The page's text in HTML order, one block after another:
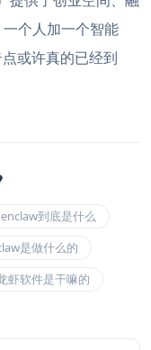
个人加一个智能
或许真的已经到
到底是什么
是做什么的
虾软件是干嘛的